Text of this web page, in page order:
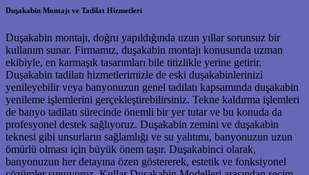
Duşakabin Montajı ve Tadilat Hizmetleri
Duşakabin montajı, doğru yapıldığında uzun yıllar sorunsuz bir
kullanım sunar. Firmamız, duşakabin montajı konusunda uzman
ekibiyle, en karmaşık tasarımları bile titizlikle yerine getirir.
Duşakabin tadilatı hizmetlerimizle de eski duşakabinlerinizi
yenileyebilir veya banyonuzun genel tadilatı kapsamında duşakabin
yenileme işlemlerini gerçekleştirebilirsiniz. Tekne kaldırma işlemleri
de banyo tadilatı sürecinde önemli bir yer tutar ve bu konuda da
profesyonel destek sağlıyoruz. Duşakabin zemini ve duşakabin
teknesi gibi unsurların sağlamlığı ve su yalıtımı, banyonuzun uzun
ömürlü olması için büyük önem taşır. Duşakabinci olarak,
banyonuzun her detayına özen göstererek, estetik ve fonksiyonel